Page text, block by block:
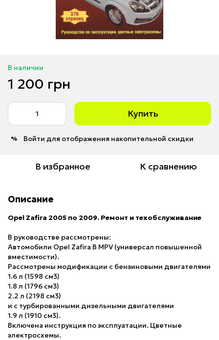
В наличии
1 200 грн
Купить
% Войти для отображения накопительной скидки
В избранное К сравнению
Описание
Opel Zafira 2005 по 2009. Ремонт и техобслуживание
В руководстве рассмотрены:
Автомобили Opel Zafira B MPV (универсал повышенной
вместимости).
Рассмотрены модификации с бензиновыми двигателями
1.6 л (1598 см3)
1.8 л (1796 см3)
2.2 л (2198 см3)
и с турбированными дизельными двигателями
1.9 л (1910 см3).
Включена инструкция по эксплуатации. Цветные
электросхемы.